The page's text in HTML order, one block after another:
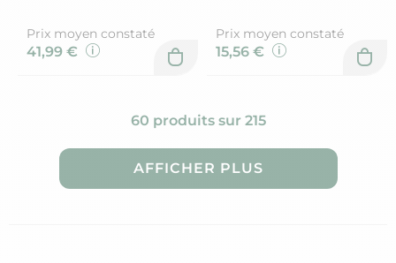
Prix moyen constaté
41,99 €
Prix moyen constaté
15,56 €
60 produits sur 215
AFFICHER PLUS